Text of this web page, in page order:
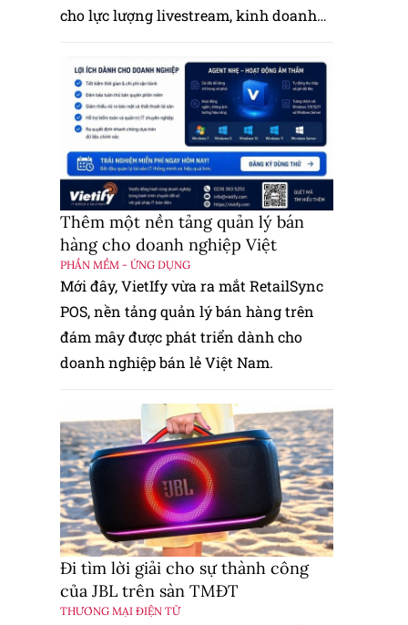
cho lực lượng livestream, kinh doanh
Thêm một nền tảng quản lý bán
hàng cho doanh nghiệp Việt
PHẦN MỀM - ỨNG DỤNG
Mới đây, VietIfy vừa ra mắt RetailSync
POS, nền tảng quản lý bán hàng trên
đám mây được phát triển dành cho
doanh nghiệp bán lẻ Việt Nam.
Đi tìm lời giải cho sự thành công
của JBL trên sàn TMĐT
THƯƠNG MẠI ĐIỆN TỬ